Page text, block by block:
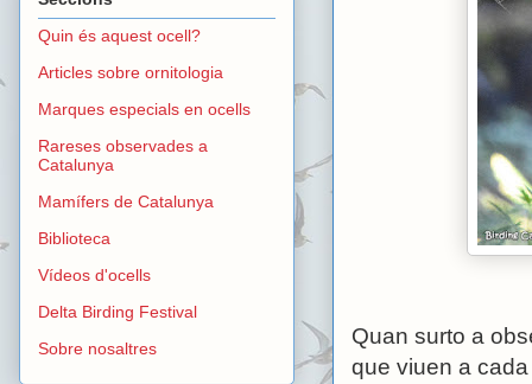
Quan surto a
que viuen a
Quin és aquest ocell?
Articles sobre ornitologia
Marques especials en ocells
Rareses observades a
Catalunya
Mamífers de Catalunya
Biblioteca
Vídeos d'ocells
Delta Birding Festival
Sobre nosaltres